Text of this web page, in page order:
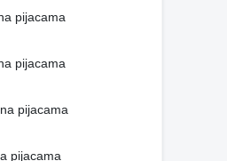
pijacama
pijacama
pijacama
pijacama